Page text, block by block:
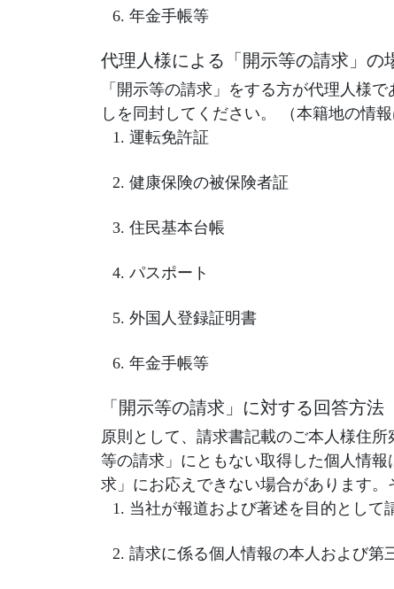
年金手帳等
代理人様による「開示等の請求」の
「開示等の請求」をする方が代理人様
しを同封してください。 （本籍地の情
運転免許証
健康保険の被保険者証
住民基本台帳
パスポート
外国人登録証明書
年金手帳等
「開示等の請求」に対する回答方法
原則として、請求書記載のご本人様住
等の請求」にともない取得した個人情
求」にお応えできない場合があります。
当社が報道および著述を目的として
請求に係る個人情報の本人および第